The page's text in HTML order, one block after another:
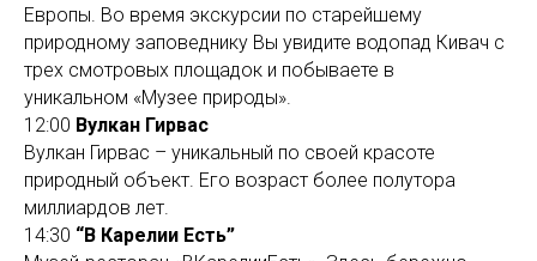
Европы. Во время экскурсии по старейшему
природному заповеднику Вы увидите водопад Кивач с
трех смотровых площадок и побываете в
уникальном «Музее природы».
12:00 Вулкан Гирвас
Вулкан Гирвас – уникальный по своей красоте
природный объект. Его возраст более полутора
миллиардов лет.
14:30 “В Карелии Есть”